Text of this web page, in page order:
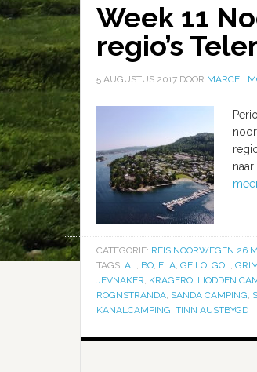
Week 11
regio’s
5 AUGUSTUS 2017 DOOR MARCEL
CATEGORIE: REIS NOORWEGEN 26
TAGS: AL, BO, FLA, GEILO, GOL,
JEVNAKER, KRAGERO, LIODDEN
ROGNSTRANDA, SANDA CAMPING,
KANALCAMPING, TINN AUSTBYGD